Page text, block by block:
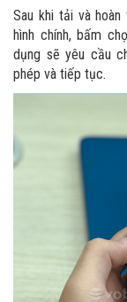
Sau khi tải và
hình chính, bấm
dụng sẽ yêu cầu
phép và tiếp tục.